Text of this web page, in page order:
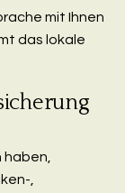
mit Ihnen
das lokale
,